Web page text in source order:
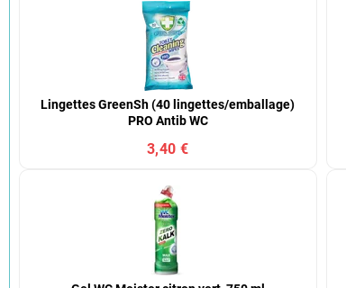
Lingettes GreenSh (40 lingettes/emballage)
PRO Antib WC
3,40 €